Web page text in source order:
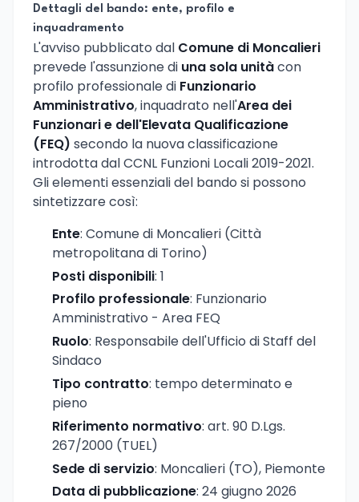
Dettagli del bando: ente, profilo e
inquadramento
L'avviso pubblicato dal Comune di Moncalieri
prevede l'assunzione di una sola unitàcon
profilo professionale di Funzionario
Amministrativo, inquadrato nell'Area dei
Funzionari e dell'Elevata Qualificazione
(FEQ) secondo la nuova classificazione
introdotta dal CCNL Funzioni Locali 2019-2021.
Gli elementi essenziali del bando si possono
sintetizzare così:
Ente: Comune di Moncalieri (Città
metropolitana di Torino)
Posti disponibili: 1
Profilo professionale: Funzionario
Amministrativo - Area FEQ
Ruolo: Responsabile dell'Ufficio di Staff del
Sindaco
Tipo contratto: tempo determinato e
pieno
Riferimento normativo: art. 90 D.Lgs.
267/2000 (TUEL)
Sede di servizio: Moncalieri (TO), Piemonte
Data di pubblicazione: 24 giugno 2026